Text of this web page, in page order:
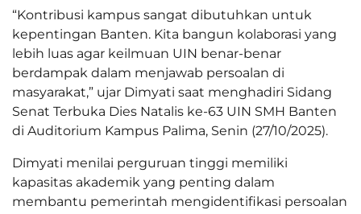
“Kontribusi kampus sangat dibutuhkan untuk
kepentingan Banten. Kita bangun kolaborasi yang
lebih luas agar keilmuan UIN benar-benar
berdampak dalam menjawab persoalan di
masyarakat,” ujar Dimyati saat menghadiri Sidang
Senat Terbuka Dies Natalis ke-63 UIN SMH Banten
di Auditorium Kampus Palima, Senin (27/10/2025).
Dimyati menilai perguruan tinggi memiliki
kapasitas akademik yang penting dalam
membantu pemerintah mengidentifikasi persoalan